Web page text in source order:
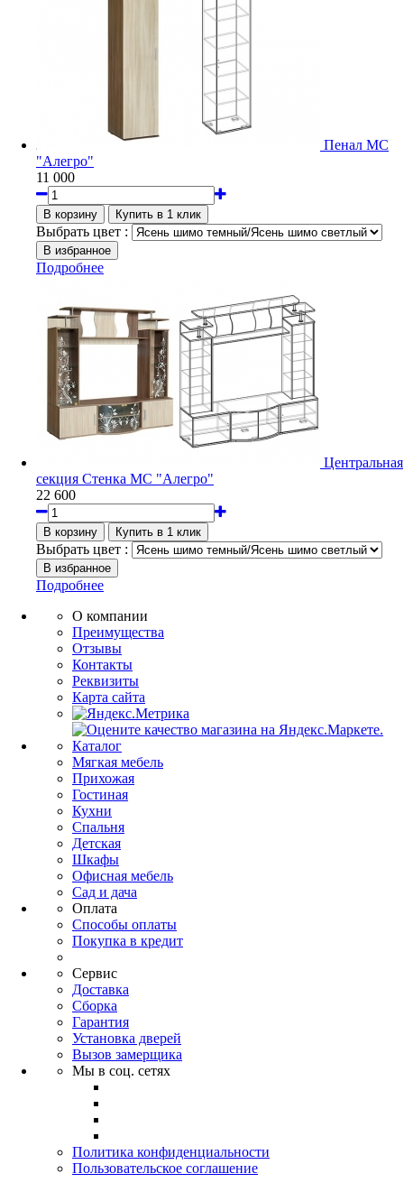
Пенал МС
"Алегро"
11 000
Выбрать цвет :
Подробнее
Центральная
секция Стенка МС "Алегро"
22 600
Выбрать цвет :
Подробнее
О компании
Преимущества
Отзывы
Контакты
Реквизиты
Карта сайта
Каталог
Мягкая мебель
Прихожая
Гостиная
Кухни
Спальня
Детская
Шкафы
Офисная мебель
Сад и дача
Оплата
Способы оплаты
Покупка в кредит
Сервис
Доставка
Сборка
Гарантия
Установка дверей
Вызов замерщика
Мы в соц. сетях
Политика конфиденциальности
Пользовательское соглашение